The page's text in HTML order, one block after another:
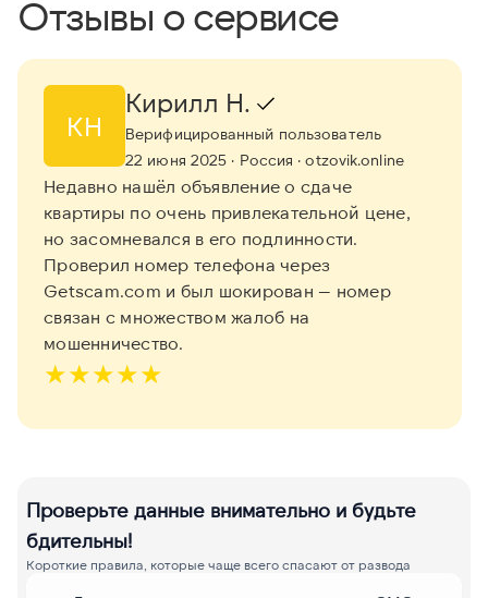
Отзывы о сервисе
КН
Кирилл Н.
Верифицированный пользователь
22 июня 2025 · Россия · otzovik.online
Недавно нашёл объявление о сдаче
квартиры по очень привлекательной цене,
но засомневался в его подлинности.
Проверил номер телефона через
Getscam.com и был шокирован — номер
связан с множеством жалоб на
мошенничество.
★★★★★
Проверьте данные внимательно и будьте
бдительны!
Короткие правила, которые чаще всего спасают от развода